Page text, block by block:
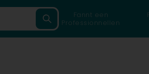
Fannt een
Professionnellen